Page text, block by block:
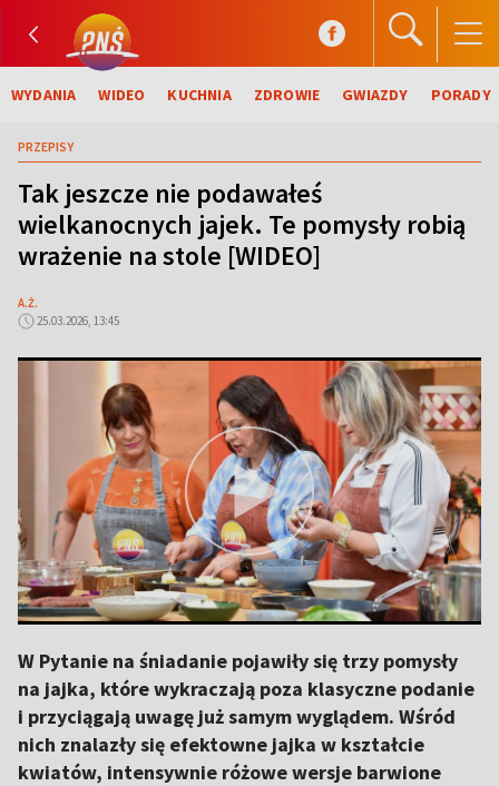
WYDANIA WIDEO KUCHNIA ZDROWIE GWIAZDY PORADY
PRZEPISY
Tak jeszcze nie podawałeś
wielkanocnych jajek. Te pomysły robią
wrażenie na stole [WIDEO]
A.Ż.
25.03.2026, 13:45
W Pytanie na śniadanie pojawiły się trzy pomysły
na jajka, które wykraczają poza klasyczne podanie
i przyciągają uwagę już samym wyglądem. Wśród
nich znalazły się efektowne jajka w kształcie
kwiatów, intensywnie różowe wersje barwione